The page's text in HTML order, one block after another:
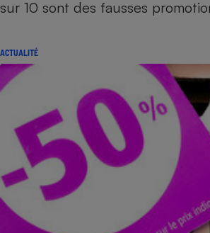
sur 10 sont des fausses
ACTUALITÉ